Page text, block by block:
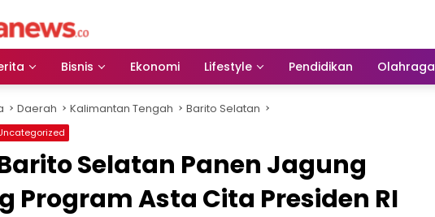
Bisnis Ekonomi Lifestyle Pendidikan Olahraga
Daerah Kalimantan Tengah Barito Selatan
Selatan Panen Jagung
Program Asta Cita Presiden RI